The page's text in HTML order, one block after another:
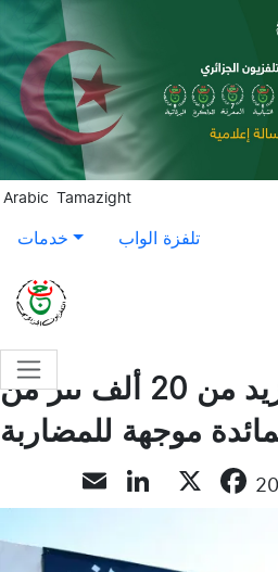
Aller au contenu principal
Arabic Tamazight
خدمات تلفزة الواب
الشلف: حجز أزيد من 20 ألف لتر من
موجهة للمضاربة
Facebook